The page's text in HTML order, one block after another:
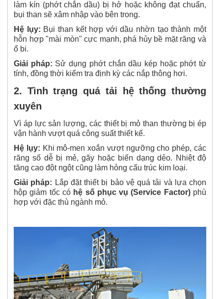
làm kín (phớt chắn dầu) bị hở hoặc không đạt chuẩn,
bụi than sẽ xâm nhập vào bên trong.
Hệ lụy: Bụi than kết hợp với dầu nhờn tạo thành một
hỗn hợp "mài mòn" cực mạnh, phá hủy bề mặt răng và
ổ bi.
Giải pháp: Sử dụng phớt chắn dầu kép hoặc phớt từ
tính, đồng thời kiểm tra định kỳ các nắp thông hơi.
2. Tình trạng quá tải hệ thống thường
xuyên
Vì áp lực sản lượng, các thiết bị mỏ than thường bị ép
vận hành vượt quá công suất thiết kế.
Hệ lụy: Khi mô-men xoắn vượt ngưỡng cho phép, các
răng số dễ bị mẻ, gãy hoặc biến dạng dẻo. Nhiệt độ
tăng cao đột ngột cũng làm hỏng cấu trúc kim loại.
Giải pháp: Lắp đặt thiết bị bảo vệ quá tải và lựa chọn
hộp giảm tốc có hệ số phục vụ (Service Factor)phù
hợp với đặc thù ngành mỏ.